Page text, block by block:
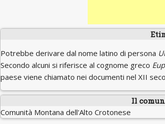
Potrebbe derivare dal nome latino di persona
Secondo alcuni si riferisce al cognome greco
paese viene chiamato nei documenti nel XII
Il
Comunità Montana dell'Alto Crotonese